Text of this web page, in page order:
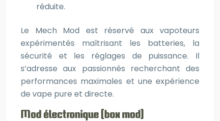
réduite.
Le Mech Mod est réservé aux vapoteurs
expérimentés maîtrisant les batteries, la
sécurité et les réglages de puissance. Il
s’adresse aux passionnés recherchant des
performances maximales et une expérience
de vape pure et directe.
Mod électronique (box mod)